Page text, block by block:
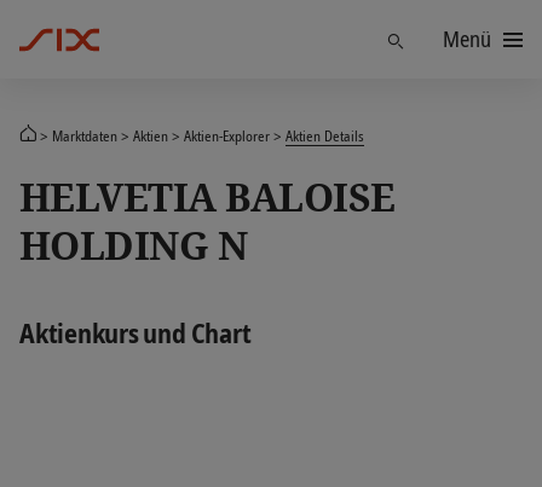
FindenMenü
Marktdaten Aktien Aktien-Explorer Aktien Details
HELVETIA BALOISE
HOLDING N
Aktienkurs und Chart